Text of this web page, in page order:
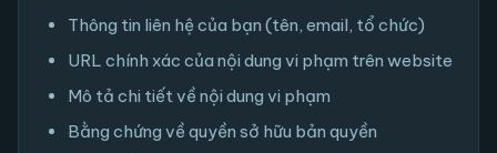
Thông tin liên hệ của bạn (tên, email, tổ chức)
URL chính xác của nội dung vi phạm trên website
Mô tả chi tiết về nội dung vi phạm
Bằng chứng về quyền sở hữu bản quyền